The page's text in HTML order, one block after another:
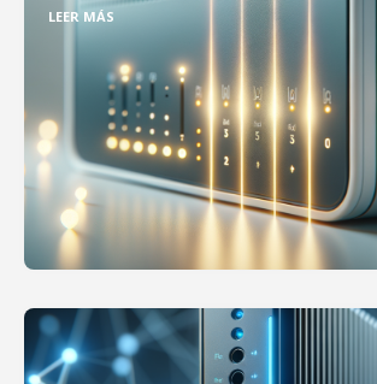
LEER MÁS